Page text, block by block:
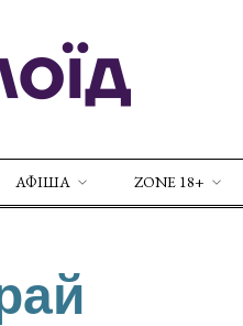
АФІША ZONE 18+